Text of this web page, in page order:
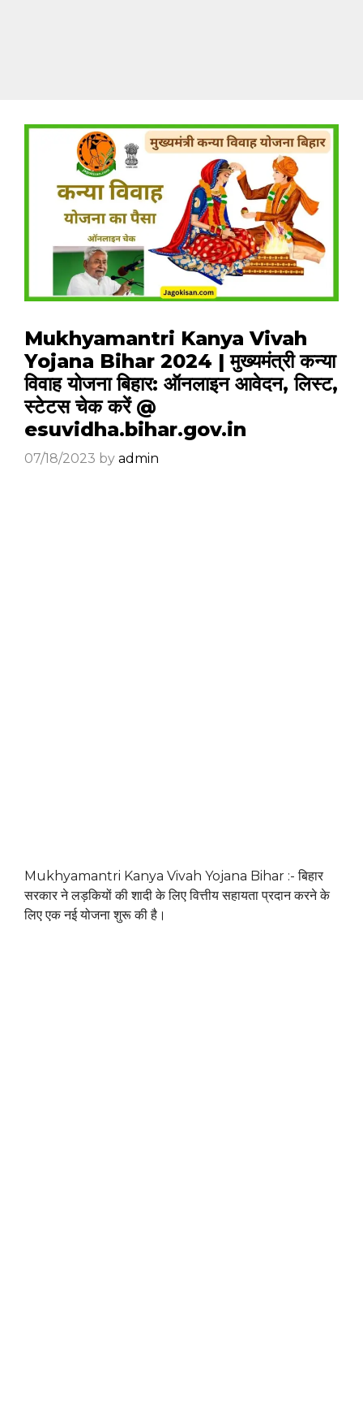
Mukhyamantri Kanya Vivah
Yojana Bihar 2024 | मुख्यमंत्री कन्या
विवाह योजना बिहार: ऑनलाइन आवेदन, लिस्ट,
स्टेटस चेक करें @
esuvidha.bihar.gov.in
07/18/2023 by admin
Mukhyamantri Kanya Vivah Yojana Bihar :- बिहार
सरकार ने लड़कियों की शादी के लिए वित्तीय सहायता प्रदान करने के
लिए एक नई योजना शुरू की है।